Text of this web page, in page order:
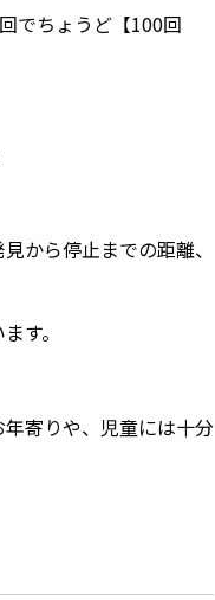
でちょうど【100回
から停止までの距離、
す。
寄りや、児童には十分